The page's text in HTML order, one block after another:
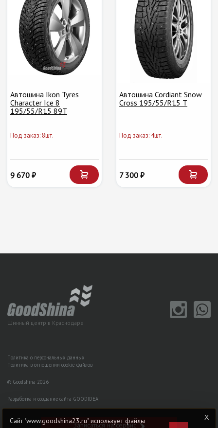
Автошина Ikon Tyres
Character Ice 8
195/55/R15 89T
Под заказ: 8шт.
9 670 ₽
Автошина Cordiant Snow
Cross 195/55/R15 T
Под заказ: 4шт.
7 300 ₽
Шинный центр в Краснодаре
Политика о персональных данных
Политика в отношении cookie-файлов
© Goodshina 2026
Разработка и создание сайта GOODIDEA
Записаться на сервис
Сайт "www.goodshina23.ru" использует файлы